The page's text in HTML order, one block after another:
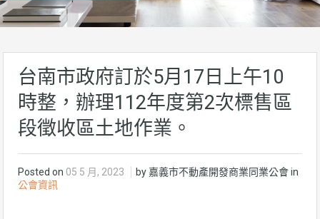
台南市政府訂於5月17日上午10
時整，辦理112年度第2次標售區
段徵收區土地作業。
Posted on 05 5 月, 2023
by 嘉義市不動產開發商業同業公會 in
公會資訊